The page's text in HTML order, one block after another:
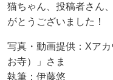
猫ちゃん、投稿者さん
がとうございました！
写真・動画提供：Xア
お寺）」さま
執筆：伊藤悠